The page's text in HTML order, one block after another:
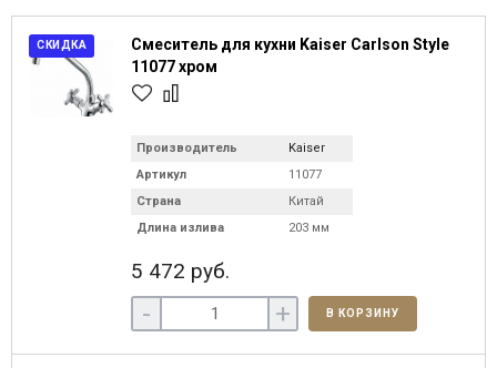
СКИДКА
Смеситель для кухни Kaiser Carlson Style
11077 хром
Производитель
Kaiser
Артикул
11077
Страна
Китай
Длина излива
203 мм
5 472 руб.
- + В КОРЗИНУ